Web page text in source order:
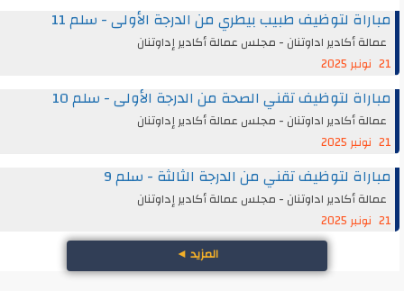
مباراة لتوظيف طبيب بيطري من الدرجة الأولى - سلم 11
عمالة أكادير اداوتنان - مجلس عمالة أكادير إداوتنان
21 نونبر 2025
مباراة لتوظيف تقني الصحة من الدرجة الأولى - سلم 10
عمالة أكادير اداوتنان - مجلس عمالة أكادير إداوتنان
21 نونبر 2025
مباراة لتوظيف تقني من الدرجة الثالثة - سلم 9
عمالة أكادير اداوتنان - مجلس عمالة أكادير إداوتنان
21 نونبر 2025
المزيد◄